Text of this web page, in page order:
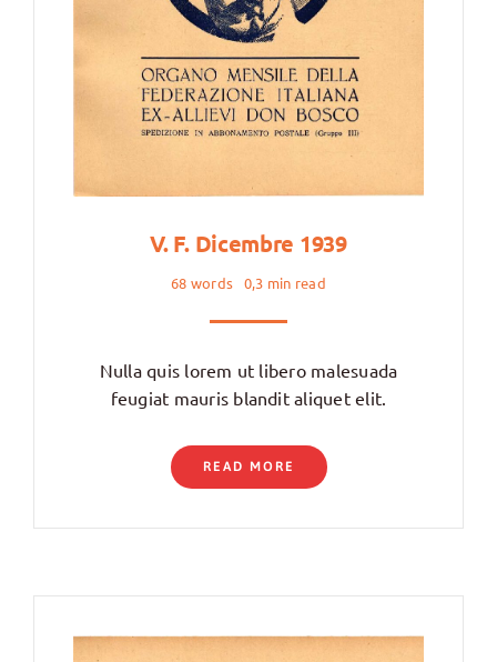
V. F. Dicembre 1939
68 words 0,3 min read
Nulla quis lorem ut libero malesuada
feugiat mauris blandit aliquet elit.
READ MORE